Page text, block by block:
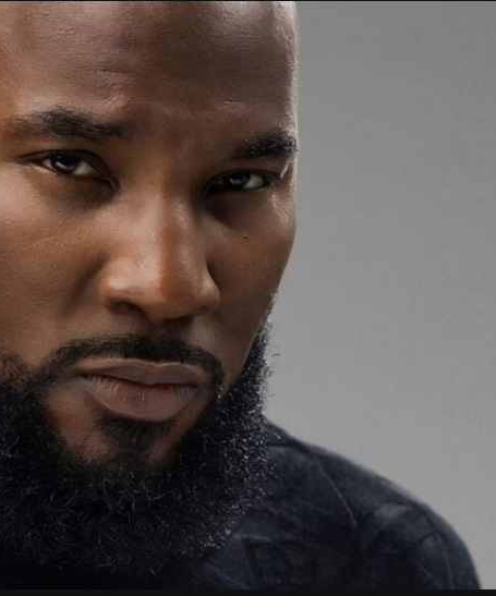
Taylor Swift officieel getrouwd met Travis
1 month ago